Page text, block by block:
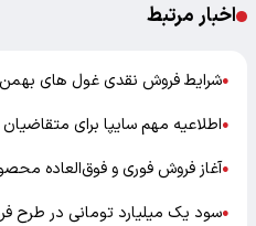
اخبار مرتبط
●شرایط فروش نقدی غول های بهمن‌
●اطلاعیه مهم سایپا برای
●آغاز فروش فوری و فوق‌العاده
●سود یک میلیارد تومانی در طرح